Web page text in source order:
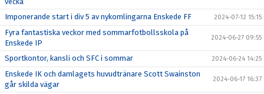
Imponerande start i div 5 av nykomlingarna Enskede FF 2024-07-12 15:15
Fyra fantastiska veckor med sommarfotbollsskola på
Enskede IP
2024-06-27 09:55
Sportkontor, kansli och SFC i sommar 2024-06-24 14:25
Enskede IK och damlagets huvudtränare Scott Swainston
går skilda vägar
2024-06-17 16:37